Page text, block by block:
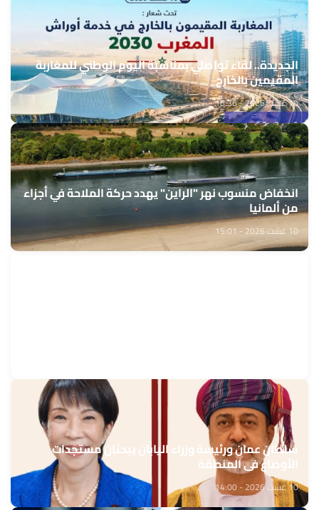
الجديدة.. لقاء تواصلي بمناسبة اليوم الوطني للمغاربة
المقيمين بالخارج
10 غشت 2026 - 16:36
انخفاض منسوب نهر "الراين" يهدد حركة الملاحة في أجزاء
من ألمانيا
10 غشت 2026 - 15:01
سلطان عمان ورئيسة وزراء اليابان يبحثان مستجدات
الأوضاع في المنطقة
10 غشت 2026 - 14:00